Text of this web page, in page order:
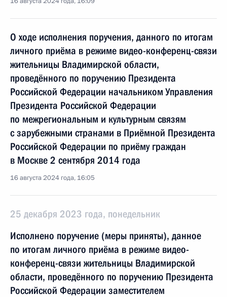
О ходе исполнения поручения, данного по итогам
личного приёма в режиме видео-конференц-связи
жительницы Владимирской области,
проведённого по поручению Президента
Российской Федерации начальником Управления
Президента Российской Федерации
по межрегиональным и культурным связям
с зарубежными странами в Приёмной Президента
Российской Федерации по приёму граждан
в Москве 2 сентября 2014 года
16 августа 2024 года, 16:05
25 декабря 2023 года, понедельник
Исполнено поручение (меры приняты), данное
по итогам личного приёма в режиме видео-
конференц-связи жительницы Владимирской
области, проведённого по поручению Президента
Российской Федерации заместителем